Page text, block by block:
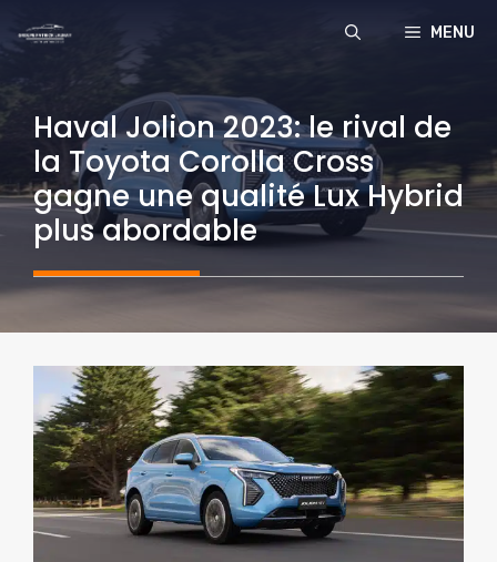
contenu
MENU
Haval Jolion 2023: le rival de
la Toyota Corolla Cross
gagne une qualité Lux Hybrid
plus abordable